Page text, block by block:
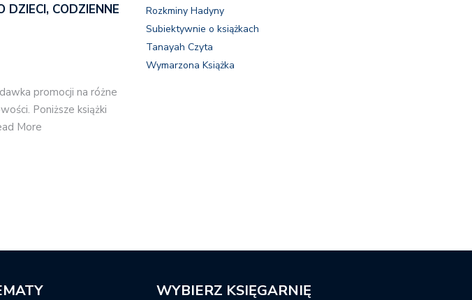
DZIECI, CODZIENNE
promocji na różne
Poniższe książki
More
Rozkminy Hadyny
Subiektywnie o książkach
Tanayah Czyta
Wymarzona Książka
WYBIERZ KSIĘGARNIĘ